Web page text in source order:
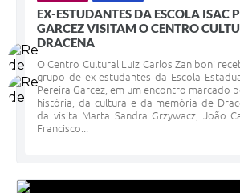
EX-ESTUDANTES DA ESCOLA ISAC
GARCEZ VISITAM O CENTRO
DRACENA
O Centro Cultural Luiz Carlos Zaniboni
grupo de ex-estudantes da Escola
Pereira Garcez, em um encontro marcado
história, da cultura e da memória de
da visita Marta Sandra Grzywacz, João
Francisco...